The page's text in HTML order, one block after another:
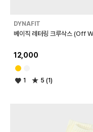
DYNAFIT
베이직 레터링 크루삭스 (Off
12,000
1 5 (1)